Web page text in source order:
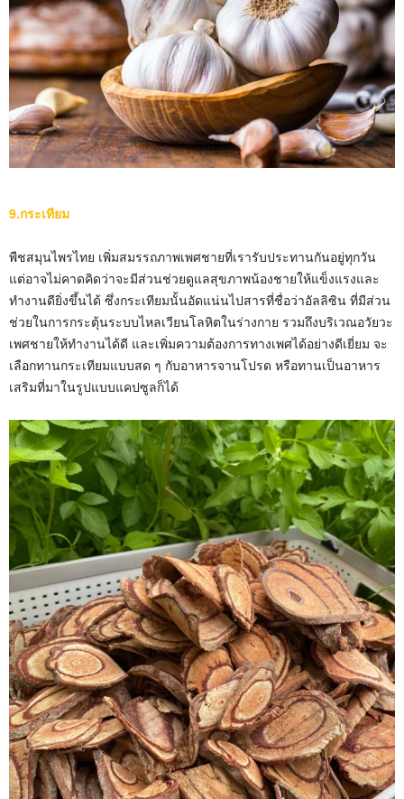
9.กระเทียม
พืชสมุนไพรไทย เพิ่มสมรรถภาพเพศชายที่เรารับประทานกันอยู่ทุกวัน
แต่อาจไม่คาดคิดว่าจะมีส่วนช่วยดูแลสุขภาพน้องชายให้แข็งแรงและ
ทำงานดียิ่งขึ้นได้ ซึ่งกระเทียมนั้นอัดแน่นไปสารที่ชื่อว่าอัลลิซิน ที่มีส่วน
ช่วยในการกระตุ้นระบบไหลเวียนโลหิตในร่างกาย รวมถึงบริเวณอวัยวะ
เพศชายให้ทำงานได้ดี และเพิ่มความต้องการทางเพศได้อย่างดีเยี่ยม จะ
เลือกทานกระเทียมแบบสด ๆ กับอาหารจานโปรด หรือทานเป็นอาหาร
เสริมที่มาในรูปแบบแคปซูลก็ได้